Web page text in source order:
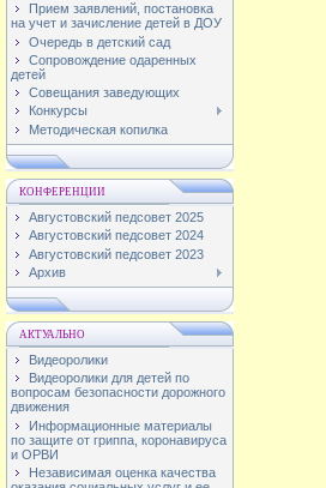
Прием заявлений, постановка
на учет и зачисление детей в ДОУ
Очередь в детский сад
Сопровождение одаренных
детей
Совещания заведующих
Конкурсы
Методическая копилка
КОНФЕРЕНЦИИ
Августовский педсовет 2025
Августовский педсовет 2024
Августовский педсовет 2023
Архив
АКТУАЛЬНО
Видеоролики
Видеоролики для детей по
вопросам безопасности дорожного
движения
Информационные материалы
по защите от гриппа, коронавируса
и ОРВИ
Независимая оценка качества